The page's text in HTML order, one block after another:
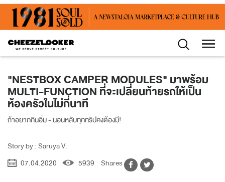
"NESTBOX CAMPER MODULES" มาพร้อม
MULTI-FUNCTION ที่จะเปลี่ยนท้ายรถให้เป็น
ห้องครัวในไม่กี่นาที
ถ้าอยากกินอิ่ม - นอนหลับทุกทริปคงต้องมี!
Story by : Saruya V.
07.04.2020
5939 Shares